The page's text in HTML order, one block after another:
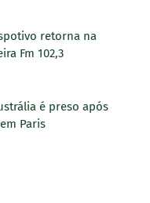
retorna na
Fm 102,3
é preso após
Paris